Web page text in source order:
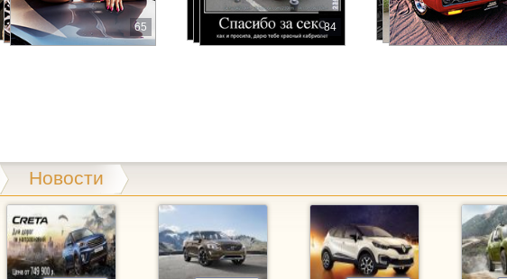
Buksir, магазин автозапчастей Гражданская, 9
Exist.ru, магазин автозапчастей
Exist.ru, магазин автозапчастей Юго-Западный 2-й проезд, 3
GARAGE, автотехцентр Доваторцев, 38г
65 84
Новости